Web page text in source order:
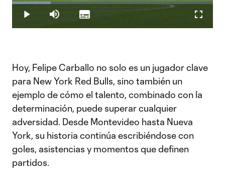
Play Mute
Loaded:
19.27%
Subtitles
Hoy, Felipe Carballo no solo es un jugador clave
para New York Red Bulls, sino también un
ejemplo de cómo el talento, combinado con la
determinación, puede superar cualquier
adversidad. Desde Montevideo hasta Nueva
York, su historia continúa escribiéndose con
goles, asistencias y momentos que definen
partidos.